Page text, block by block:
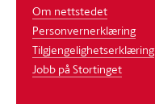
Om nettstedet
Personvernerklæring
Tilgjengelighetserklæring
Jobb på Stortinget